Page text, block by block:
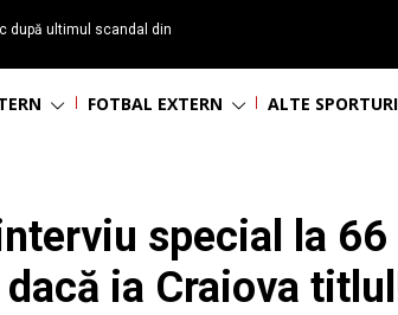
după ultimul scandal din
FOTBAL EXTERN ALTE SPORTURI
special la
ia Craiova